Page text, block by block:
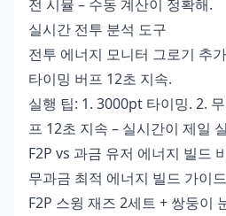
전 시뮬 – 수동 계산이 정확해.
실시간 전투 분석 도구
전투 에너지 모니터 그로기 추
타이밍 버프 12초 지속.
실행 팁: 1. 3000pt 타이밍. 2.
프 12초 지속 – 실시간이 제일
F2P vs 과금 유저 에너지 빌드
무과금 최적 에너지 빌드 가이드
F2P 스윙 재즈 2세트 + 쌍둥이